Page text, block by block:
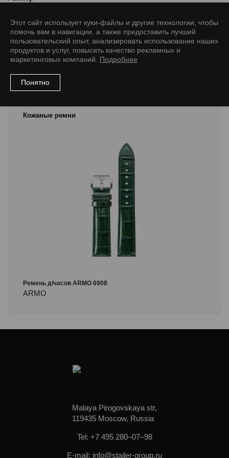
Рекомендуемые товары
Кожаные ремни
Ремень д/часов ARMO 6908
ARMO
Этот сайт использует куки-файлы и другие технологии, чтобы
помочь вам в навигации, а также предоставить лучший
пользовательский опыт, анализировать использование наших
продуктов и услуг, повысить качество рекламных и
маркетинговых компаний. Подробнее
Понятно
Malaya Pirogovskaya str,
119435 Moscow, Russia
Tel: +7 495 280–07–98
E-mail: info@stailer-group.ru